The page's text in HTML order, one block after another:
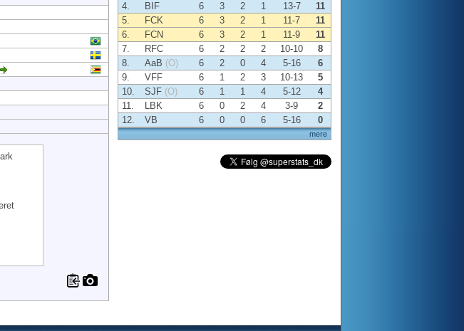
mere
4.
BIF 6 3 2 1 13-7
11
5.
FCK 6 3 2 1 11-7
11
6.
FCN 6 3 2 1 11-9
11
7.
RFC 6 2 2 2 10-10
8
8.
AaB (O) 6 2 0 4 5-16
6
9.
VFF 6 1 2 3 10-13
5
10.
SJF (O) 6 1 1 4 5-12
4
11.
LBK 6 0 2 4 3-9
2
12.
VB 6 0 0 6 5-16 0